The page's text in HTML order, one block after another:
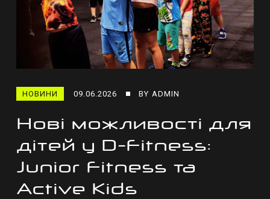
НОВИНИ 09.06.2026 BY ADMIN
Нові можливості для
дітей у D-Fitness:
Junior Fitness та
Active Kids